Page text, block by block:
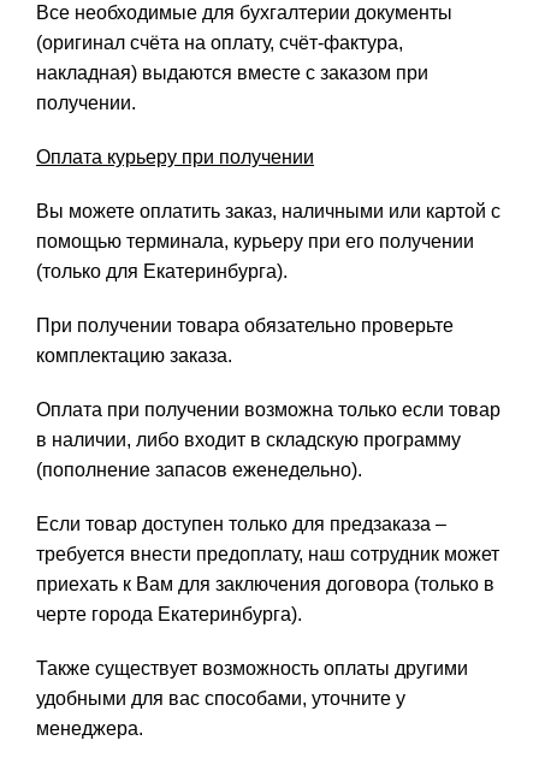
Все необходимые для бухгалтерии документы
(оригинал счёта на оплату, счёт-фактура,
накладная) выдаются вместе с заказом при
получении.
Оплата курьеру при получении
Вы можете оплатить заказ, наличными или картой с
помощью терминала, курьеру при его получении
(только для Екатеринбурга).
При получении товара обязательно проверьте
комплектацию заказа.
Оплата при получении возможна только если товар
в наличии, либо входит в складскую программу
(пополнение запасов еженедельно).
Если товар доступен только для предзаказа –
требуется внести предоплату, наш сотрудник может
приехать к Вам для заключения договора (только в
черте города Екатеринбурга).
Также существует возможность оплаты другими
удобными для вас способами, уточните у
менеджера.